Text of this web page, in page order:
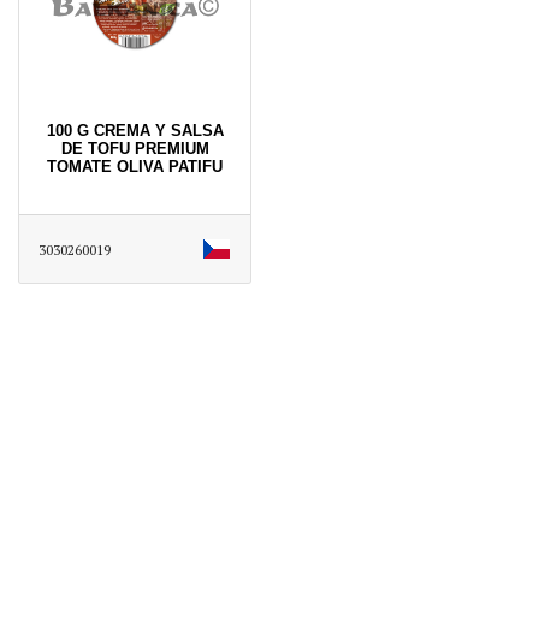
100 G CREMA Y SALSA
DE TOFU PREMIUM
TOMATE OLIVA PATIFU
3030260019